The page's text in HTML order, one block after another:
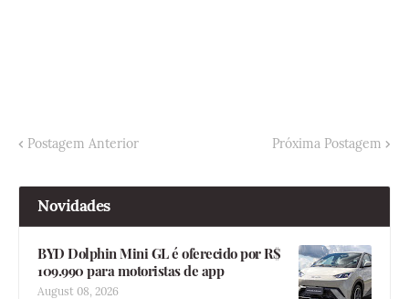
Postagem Anterior Próxima Postagem
Novidades
BYD Dolphin Mini GL é oferecido por R$
109.990 para motoristas de app
August 08, 2026